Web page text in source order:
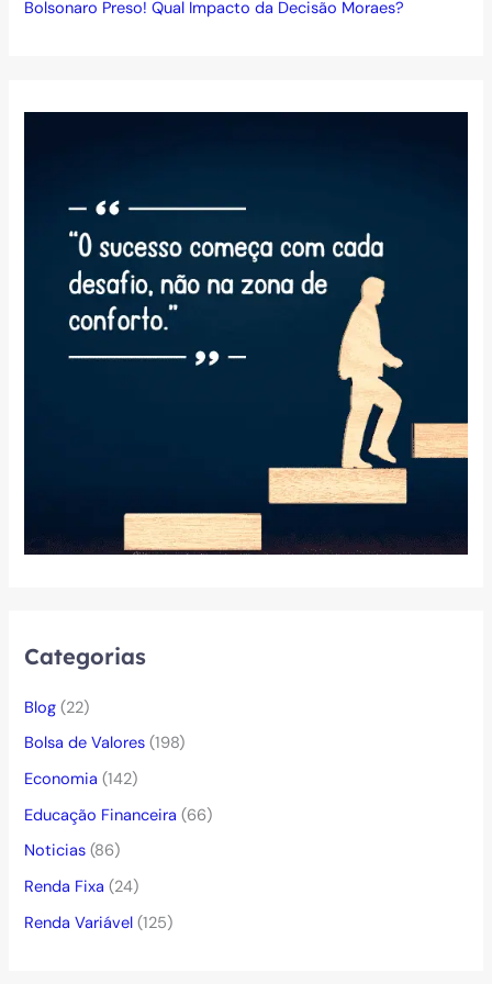
Bolsonaro Preso! Qual Impacto da Decisão Moraes?
Categorias
Blog (22)
Bolsa de Valores (198)
Economia (142)
Educação Financeira (66)
Noticias (86)
Renda Fixa (24)
Renda Variável (125)